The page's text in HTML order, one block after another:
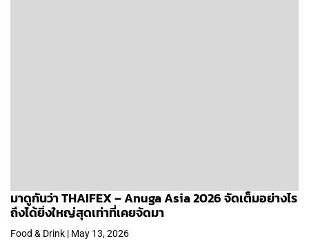
มาดูกันว่า THAIFEX – Anuga Asia 2026 จัดเต็มอย่างไร
ถึงได้ยิ่งใหญ่สุดเท่าที่เคยจัดมา
Food & Drink | May 13, 2026